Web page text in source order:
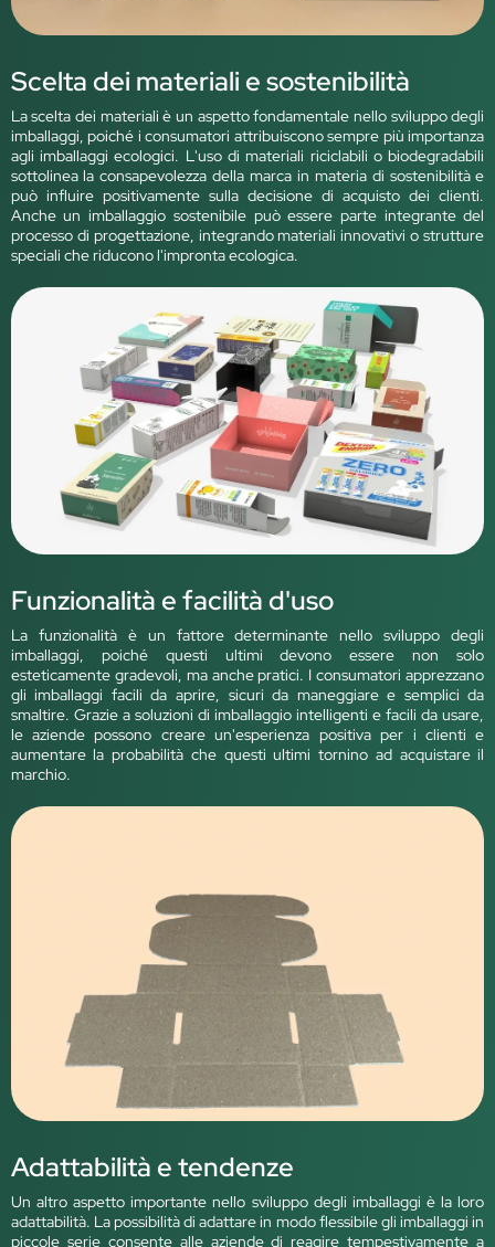
Scelta dei materiali e sostenibilità
La scelta dei materiali è un aspetto fondamentale nello sviluppo degli
imballaggi, poiché i consumatori attribuiscono sempre più importanza
agli imballaggi ecologici. L'uso di materiali riciclabili o biodegradabili
sottolinea la consapevolezza della marca in materia di sostenibilità e
può influire positivamente sulla decisione di acquisto dei clienti.
Anche un imballaggio sostenibile può essere parte integrante del
processo di progettazione, integrando materiali innovativi o strutture
speciali che riducono l'impronta ecologica.
Funzionalità e facilità d'uso
La funzionalità è un fattore determinante nello sviluppo degli
imballaggi, poiché questi ultimi devono essere non solo
esteticamente gradevoli, ma anche pratici. I consumatori apprezzano
gli imballaggi facili da aprire, sicuri da maneggiare e semplici da
smaltire. Grazie a soluzioni di imballaggio intelligenti e facili da usare,
le aziende possono creare un'esperienza positiva per i clienti e
aumentare la probabilità che questi ultimi tornino ad acquistare il
marchio.
Adattabilità e tendenze
Un altro aspetto importante nello sviluppo degli imballaggi è la loro
adattabilità. La possibilità di adattare in modo flessibile gli imballaggi in
piccole serie consente alle aziende di reagire tempestivamente a